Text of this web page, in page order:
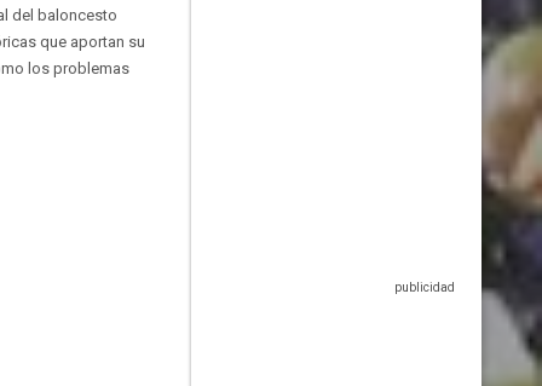
del baloncesto
que aportan su
los problemas